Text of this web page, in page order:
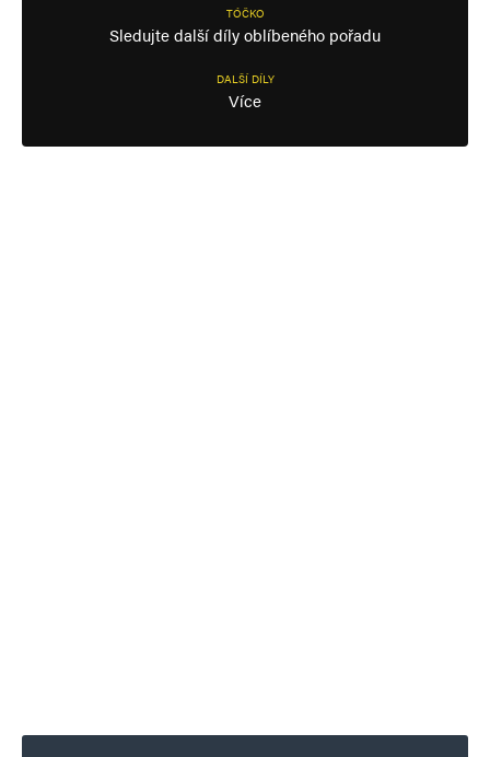
TÓČKO
Sledujte další díly oblíbeného pořadu
DALŠÍ DÍLY
Více